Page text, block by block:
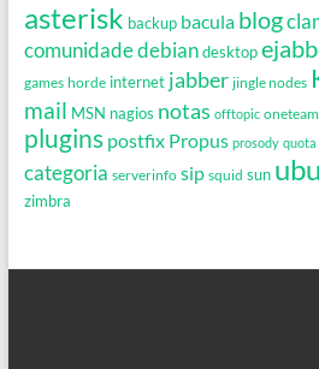
asterisk backup bacula blog
comunidadedebian desktop
games horde internet jabber jingle nodes
mail MSN nagios notas offtopic oneteam
plugins postfix Propus prosody quota
categoria serverinfo sip squid sun
zimbra